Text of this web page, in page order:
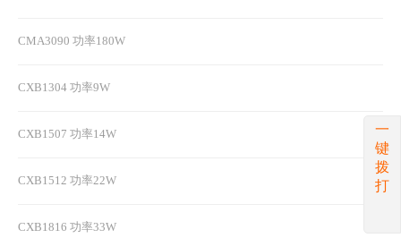
CMA3090 功率180W
CXB1304 功率9W
CXB1507 功率14W
CXB1512 功率22W
CXB1816 功率33W
一
键
拨
打